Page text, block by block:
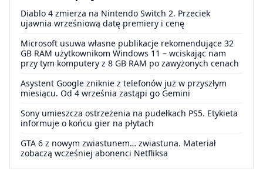
Diablo 4 zmierza na Nintendo Switch 2. Przeciek
ujawnia wrześniową datę premiery i cenę
Microsoft usuwa własne publikacje rekomendujące 32
GB RAM użytkownikom Windows 11 – wciskając nam
przy tym komputery z 8 GB RAM po zawyżonych cenach
Asystent Google zniknie z telefonów już w przyszłym
miesiącu. Od 4 września zastąpi go Gemini
Sony umieszcza ostrzeżenia na pudełkach PS5. Etykieta
informuje o końcu gier na płytach
GTA 6 z nowym zwiastunem… zwiastuna. Materiał
zobaczą wcześniej abonenci Netfliksa